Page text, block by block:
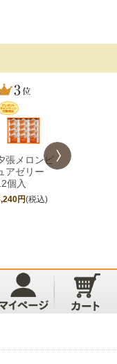
張メロンピ
アゼリー
個入
円(税込)
［期間限定
夕張メロン